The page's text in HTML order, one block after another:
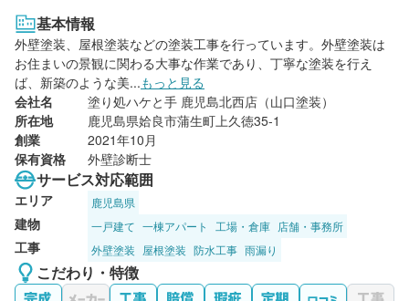
基本情報
外壁塗装、屋根塗装などの塗装工事を行っています。外壁塗装は
お住まいの景観に関わる大事な作業であり、丁寧な塗装を行え
ば、新築のような美...もっと見る
会社名
塗り処ハケと手 鹿児島北西店（山口塗装）
所在地
鹿児島県姶良市蒲生町上久徳35-1
創業
2021年10月
保有資格
外壁診断士
サービス対応範囲
エリア 鹿児島県
建物 一戸建て 一棟アパート 工場・倉庫 店舗・事務所
工事 外壁塗装 屋根塗装 防水工事 雨漏り
こだわり・特徴